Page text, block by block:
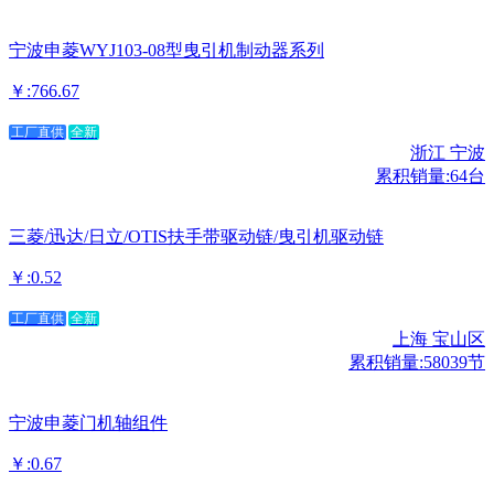
宁波申菱WYJ103-08型曳引机制动器系列
￥:766.67
工厂直供 全新
浙江 宁波
累积销量:64台
三菱/迅达/日立/OTIS扶手带驱动链/曳引机驱动链
￥:0.52
工厂直供 全新
上海 宝山区
累积销量:58039节
宁波申菱门机轴组件
￥:0.67